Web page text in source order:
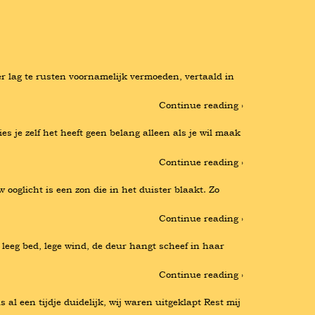
lag te rusten voornamelijk vermoeden, vertaald in
Continue reading ›
je zelf het heeft geen belang alleen als je wil maak
Continue reading ›
ooglicht is een zon die in het duister blaakt. Zo
Continue reading ›
bed, lege wind, de deur hangt scheef in haar
Continue reading ›
al een tijdje duidelijk, wij waren uitgeklapt Rest mij